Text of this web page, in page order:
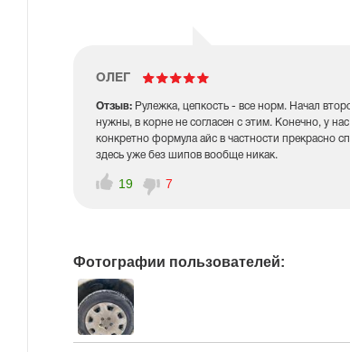
ОЛЕГ
Отзыв: Рулежка, цепкость - все норм. Начал
нужны, в корне не согласен с этим. Конечно, у
конкретно формула айс в частности прекрасно
здесь уже без шипов вообще никак.
19 7
Фотографии пользователей: